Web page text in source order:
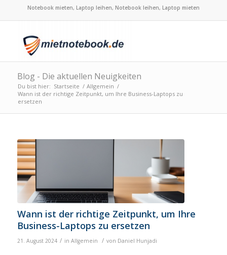
Notebook mieten, Laptop leihen, Notebook leihen, Laptop mieten
Blog - Die aktuellen Neuigkeiten
Du bist hier: Startseite / Allgemein /
Wann ist der richtige Zeitpunkt, um Ihre Business-Laptops zu
ersetzen
Wann ist der richtige Zeitpunkt, um Ihre
Business-Laptops zu ersetzen
21. August 2024 / in Allgemein / von Daniel Hunjadi